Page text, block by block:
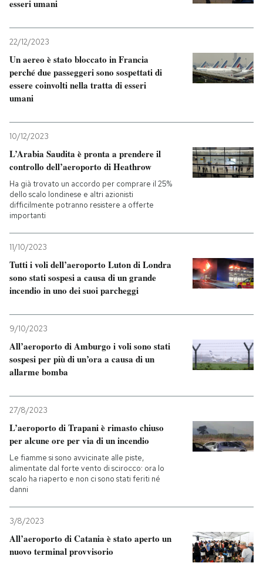
esseri umani
22/12/2023
Un aereo è stato bloccato in Francia
perché due passeggeri sono sospettati di
essere coinvolti nella tratta di esseri
umani
10/12/2023
L’Arabia Saudita è pronta a prendere il
controllo dell’aeroporto di Heathrow
Ha già trovato un accordo per comprare il 25%
dello scalo londinese e altri azionisti
difficilmente potranno resistere a offerte
importanti
11/10/2023
Tutti i voli dell’aeroporto Luton di Londra
sono stati sospesi a causa di un grande
incendio in uno dei suoi parcheggi
9/10/2023
All’aeroporto di Amburgo i voli sono stati
sospesi per più di un’ora a causa di un
allarme bomba
27/8/2023
L’aeroporto di Trapani è rimasto chiuso
per alcune ore per via di un incendio
Le fiamme si sono avvicinate alle piste,
alimentate dal forte vento di scirocco: ora lo
scalo ha riaperto e non ci sono stati feriti né
danni
3/8/2023
All’aeroporto di Catania è stato aperto un
nuovo terminal provvisorio